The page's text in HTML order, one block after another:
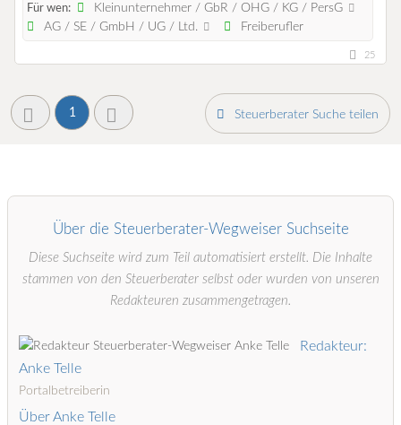
Für wen:
Kleinunternehmer / GbR / OHG / KG / PersG
AG / SE / GmbH / UG / Ltd.
Freiberufler
25
1 Steuerberater Suche teilen
Über die Steuerberater-Wegweiser Suchseite
Diese Suchseite wird zum Teil automatisiert erstellt. Die Inhalte
stammen von den Steuerberater selbst oder wurden von unseren
Redakteuren zusammengetragen.
Redakteur:
Anke Telle
Portalbetreiberin
Über Anke Telle